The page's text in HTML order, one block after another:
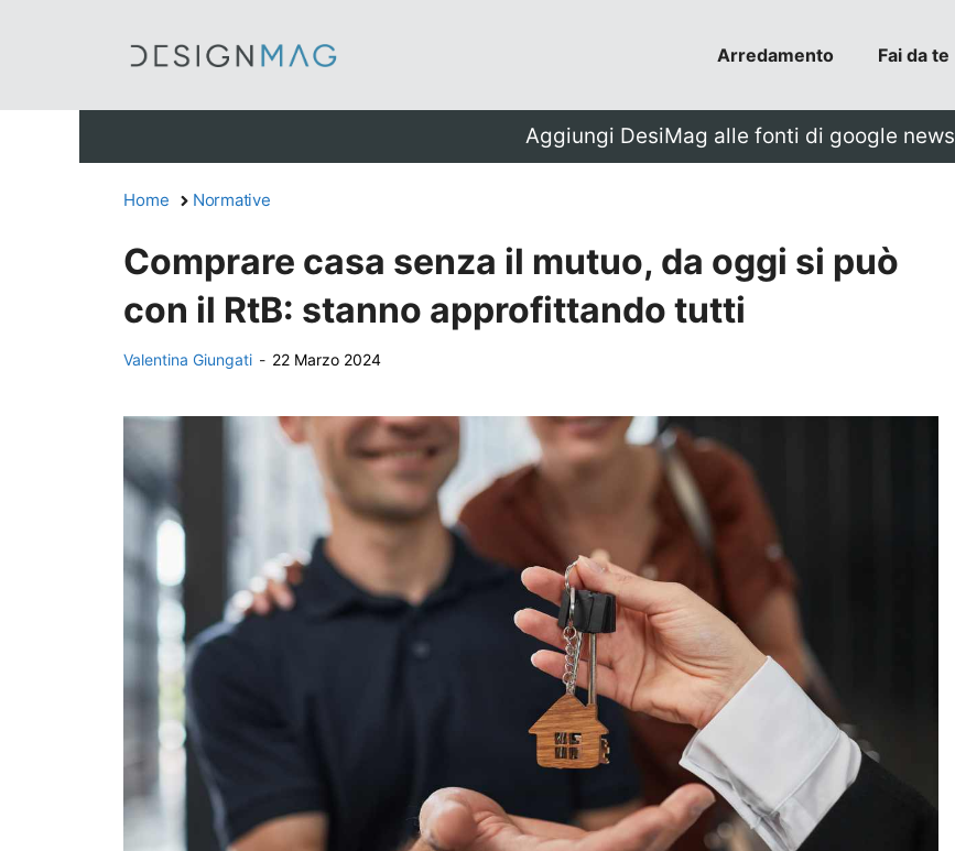
Arredamento Fai da te
Aggiungi DesiMag alle fonti di google news
Home Normative
Comprare casa senza il mutuo, da oggi si può
con il RtB: stanno approfittando tutti
Valentina Giungati - 22 Marzo 2024